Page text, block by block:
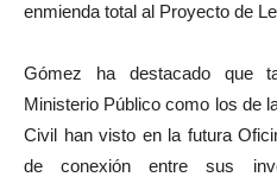
enmienda total al Proyecto de
Gómez ha destacado que
Ministerio Público como los de
Civil han visto en la futura
de conexión entre sus